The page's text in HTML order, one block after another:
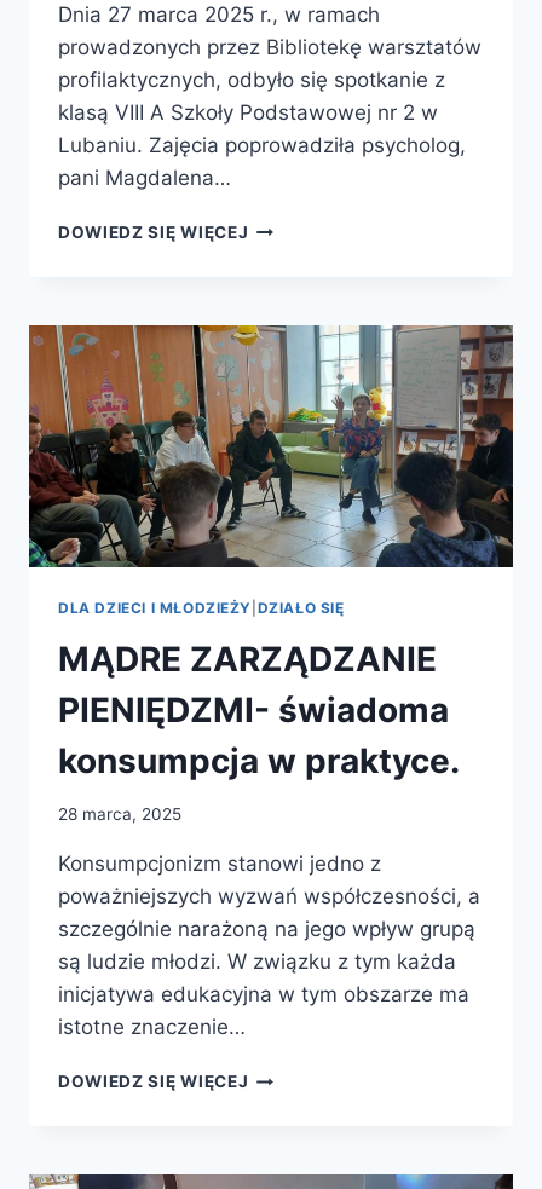
Dnia 27 marca 2025 r., w ramach
prowadzonych przez Bibliotekę warsztatów
profilaktycznych, odbyło się spotkanie z
klasą VIII A Szkoły Podstawowej nr 2 w
Lubaniu. Zajęcia poprowadziła psycholog,
pani Magdalena…
DOWIEDZ SIĘ WIĘCEJ
JAK
KORZYSTAĆ?
DLA DZIECI I MŁODZIEŻY DZIAŁO SIĘ
MĄDRE ZARZĄDZANIE
PIENIĘDZMI- świadoma
konsumpcja w praktyce.
28 marca, 2025
Konsumpcjonizm stanowi jedno z
poważniejszych wyzwań współczesności, a
szczególnie narażoną na jego wpływ grupą
są ludzie młodzi. W związku z tym każda
inicjatywa edukacyjna w tym obszarze ma
istotne znaczenie…
DOWIEDZ SIĘ WIĘCEJ MĄDRE
KONSUMPCJA